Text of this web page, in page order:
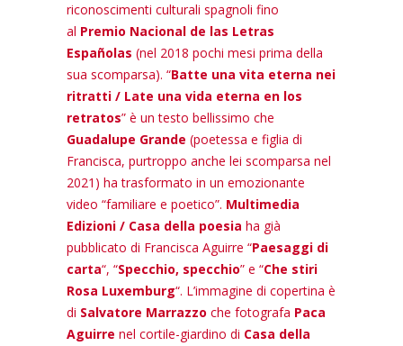
riconoscimenti culturali spagnoli fino
al Premio Nacional de las Letras
Españolas (nel 2018 pochi mesi prima della
sua scomparsa). “Batte una vita eterna nei
ritratti / Late una vida eterna en los
retratos” è un testo bellissimo che
Guadalupe Grande (poetessa e figlia di
Francisca, purtroppo anche lei scomparsa nel
2021) ha trasformato in un emozionante
video “familiare e poetico”. Multimedia
Edizioni / Casa della poesia ha già
pubblicato di Francisca Aguirre “Paesaggi di
carta“, “Specchio, specchio” e “Che stiri
Rosa Luxemburg“. L’immagine di copertina è
di Salvatore Marrazzo che fotografa Paca
Aguirre nel cortile-giardino di Casa della